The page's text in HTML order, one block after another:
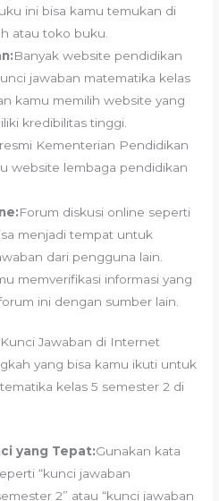
ini bisa kamu temukan di
atau toko buku.
Banyak website pendidikan
jawaban matematika kelas
kamu memilih website yang
kredibilitas tinggi.
Kementerian Pendidikan
website lembaga pendidikan
Forum diskusi online seperti
menjadi tempat untuk
dari pengguna lain.
memverifikasi informasi yang
ini dengan sumber lain.
Jawaban di Internet
yang bisa kamu ikuti untuk
kelas 5 semester 2 di
yang Tepat:Gunakan kata
“kunci jawaban
2” atau “kunci jawaban